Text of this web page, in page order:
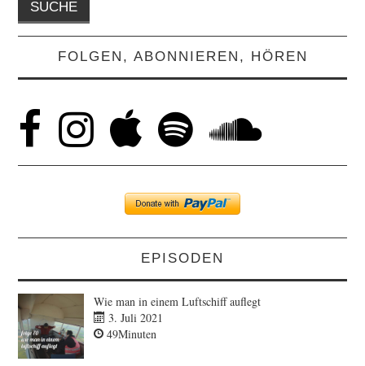
FOLGEN, ABONNIEREN, HÖREN
EPISODEN
Wie man in einem Luftschiff auflegt
3. Juli 2021
49Minuten